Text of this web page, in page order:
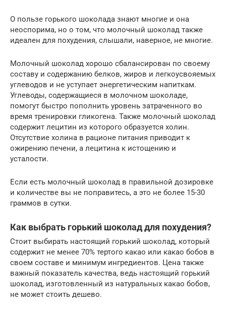
О пользе горького шоколада знают многие и она
неоспорима, но о том, что молочный шоколад также
идеален для похудения, слышали, наверное, не многие.
Молочный шоколад хорошо сбалансирован по своему
составу и содержанию белков, жиров и легкоусвояемых
углеводов и не уступает энергетическим напиткам.
Углеводы, содержащиеся в молочном шоколаде,
помогут быстро пополнить уровень затраченного во
время тренировки гликогена. Также молочный шоколад
содержит лецитин из которого образуется холин.
Отсутствие холина в рационе питания приводит к
ожирению печени, а лецитина к истощению и
усталости.
Если есть молочный шоколад в правильной дозировке
и количестве вы не поправитесь, а это не более 15-30
граммов в сутки.
Как выбрать горький шоколад для похудения?
Стоит выбирать настоящий горький шоколад, который
содержит не менее 70% тертого какао или какао бобов в
своем составе и минимум ингредиентов. Цена также
важный показатель качества, ведь настоящий горький
шоколад, изготовленный из натуральных какао бобов,
не может стоить дешево.